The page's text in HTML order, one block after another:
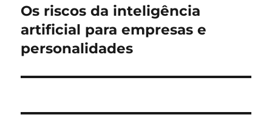
Próximo
post:
Os riscos da inteligência
artificial para empresas e
personalidades